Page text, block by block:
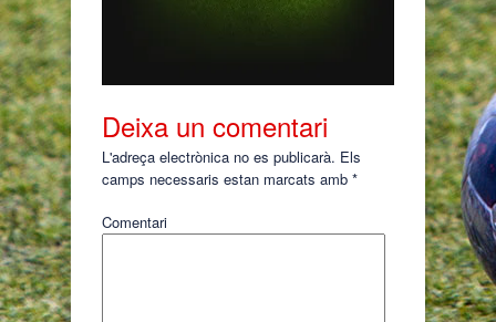
Deixa un comentari
L'adreça electrònica no es publicarà. Els
camps necessaris estan marcats amb *
Comentari